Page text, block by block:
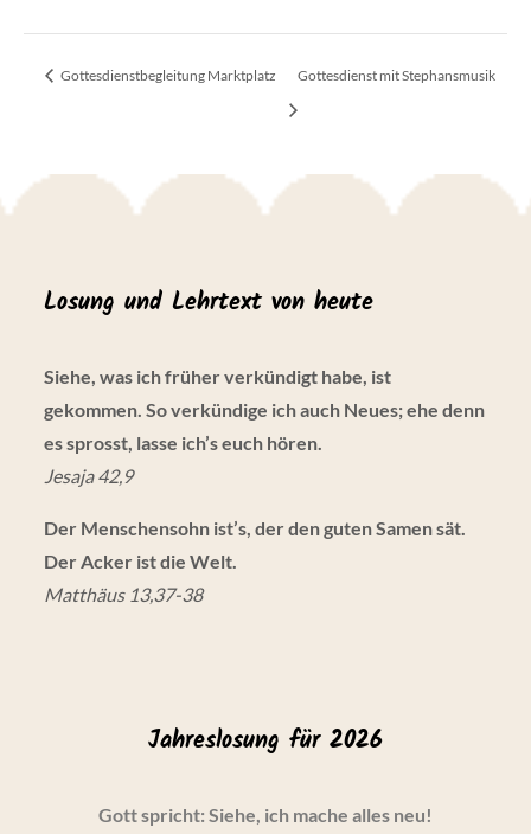
Gottesdienstbegleitung Marktplatz Gottesdienst mit Stephansmusik
Losung und Lehrtext von heute
Siehe, was ich früher verkündigt habe, ist
gekommen. So verkündige ich auch Neues; ehe denn
es sprosst, lasse ich’s euch hören.
Jesaja 42,9
Der Menschensohn ist’s, der den guten Samen sät.
Der Acker ist die Welt.
Matthäus 13,37-38
Jahreslosung für 2026
Gott spricht: Siehe, ich mache alles neu!